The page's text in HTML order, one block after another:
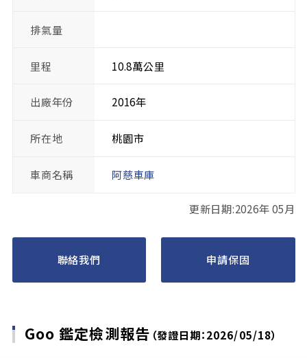
排氣量
里程 10.8萬公里
出廠年份 2016年
所在地 桃園市
車商名稱 阿慈車庫
更新日期:2026年 05月
聯絡我們 申請保固
Goo 鑑定檢測報告 （發證日期：2026/05/18）